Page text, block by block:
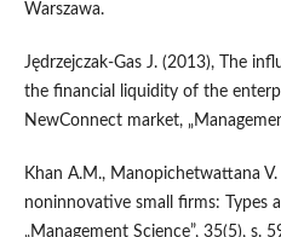
Warszawa.
Jędrzejczak-Gas J. (2013), The
the financial liquidity of the
NewConnect market,
Khan A.M., Manopichetwattana
noninnovative small firms: Types
„Management Science”, 35(5), s.